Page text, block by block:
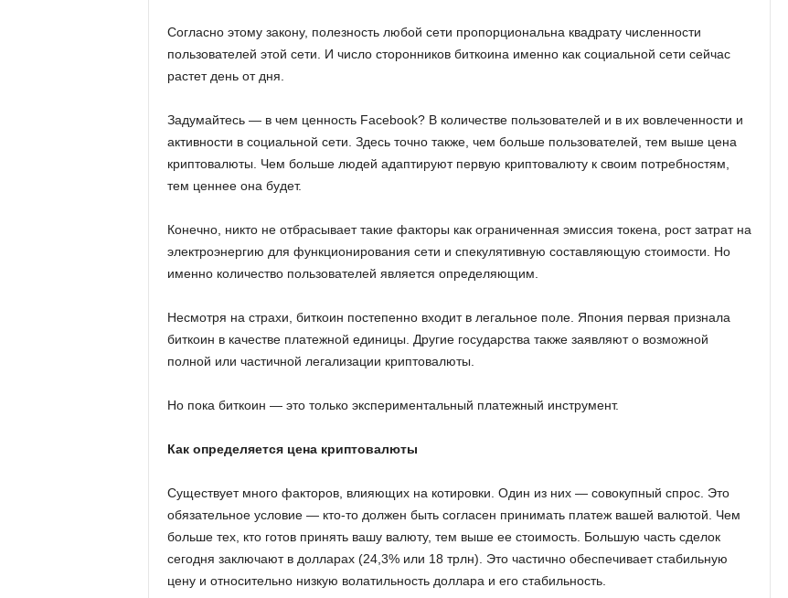
Согласно этому закону, полезность любой сети пропорциональна квадрату численности
пользователей этой сети. И число сторонников биткоина именно как социальной сети сейчас
растет день от дня.
Задумайтесь — в чем ценность Facebook? В количестве пользователей и в их вовлеченности и
активности в социальной сети. Здесь точно также, чем больше пользователей, тем выше цена
криптовалюты. Чем больше людей адаптируют первую криптовалюту к своим потребностям,
тем ценнее она будет.
Конечно, никто не отбрасывает такие факторы как ограниченная эмиссия токена, рост затрат на
электроэнергию для функционирования сети и спекулятивную составляющую стоимости. Но
именно количество пользователей является определяющим.
Несмотря на страхи, биткоин постепенно входит в легальное поле. Япония первая признала
биткоин в качестве платежной единицы. Другие государства также заявляют о возможной
полной или частичной легализации криптовалюты.
Но пока биткоин — это только экспериментальный платежный инструмент.
Как определяется цена криптовалюты
Существует много факторов, влияющих на котировки. Один из них — совокупный спрос. Это
обязательное условие — кто-то должен быть согласен принимать платеж вашей валютой. Чем
больше тех, кто готов принять вашу валюту, тем выше ее стоимость. Большую часть сделок
сегодня заключают в долларах (24,3% или 18 трлн). Это частично обеспечивает стабильную
цену и относительно низкую волатильность доллара и его стабильность.